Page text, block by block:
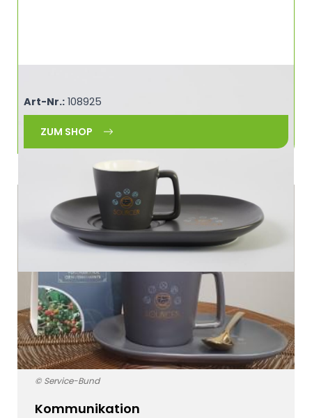
Art-Nr.:108925
ZUM SHOP
Kommunikation
© Service-Bund